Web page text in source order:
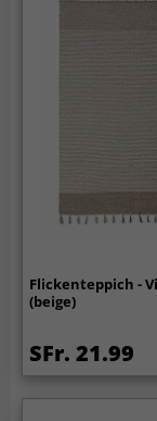
Flickenteppich -
(beige)
SFr. 21.99